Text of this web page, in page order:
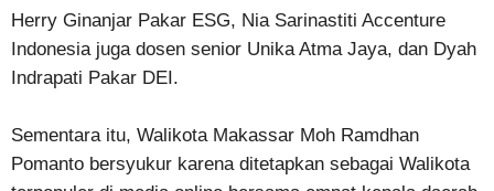
Herry Ginanjar Pakar ESG, Nia Sarinastiti Accenture
Indonesia juga dosen senior Unika Atma Jaya, dan Dyah
Indrapati Pakar DEI.
Sementara itu, Walikota Makassar Moh Ramdhan
Pomanto bersyukur karena ditetapkan sebagai Walikota